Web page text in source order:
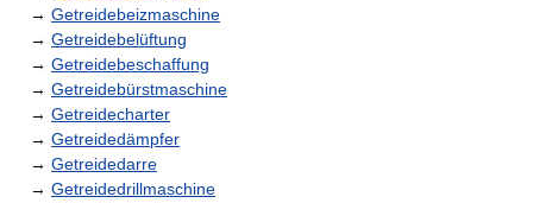
→ Getreidebeizmaschine
→ Getreidebelüftung
→ Getreidebeschaffung
→ Getreidebürstmaschine
→ Getreidecharter
→ Getreidedämpfer
→ Getreidedarre
→ Getreidedrillmaschine